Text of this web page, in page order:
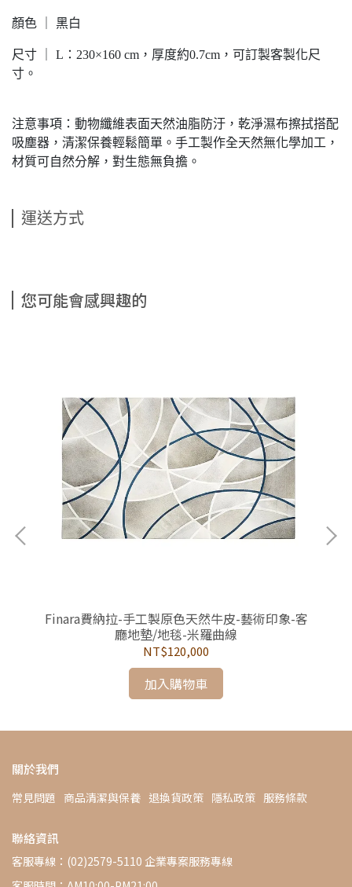
顏色 ｜ 黑白
尺寸 ｜ L：230×160 cm，厚度約0.7cm，可訂製客製化尺
寸。
注意事項：動物纖維表面天然油脂防汙，乾淨濕布擦拭搭配
吸塵器，清潔保養輕鬆簡單。手工製作全天然無化學加工，
材質可自然分解，對生態無負擔。
運送方式
您可能會感興趣的
Finara費納拉-手工製原色天然牛皮-藝術印象-客
廳地墊/地毯-米羅曲線
NT$120,000
加入購物車
關於我們
常見問題 商品清潔與保養 退換貨政策 隱私政策 服務條款
聯絡資訊
客服專線：(02)2579-5110 企業專案服務專線